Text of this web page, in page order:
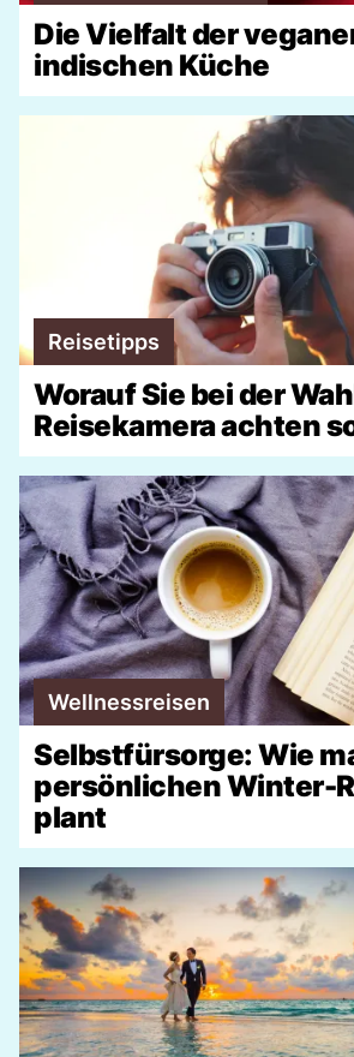
Die Vielfalt der
indischen Küche
Reisetipps
Worauf Sie bei der
Reisekamera achten
Wellnessreisen
Selbstfürsorge: Wie
persönlichen Winter-
plant